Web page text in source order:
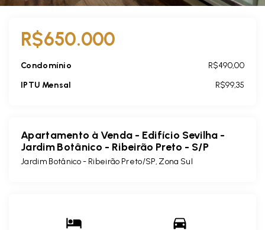
R$650.000
Condomínio
R$490,00
IPTU Mensal
R$99,35
Apartamento à Venda - Edifício Sevilha -
Jardim Botânico - Ribeirão Preto - S/P
Jardim Botânico - Ribeirão Preto/SP, Zona Sul